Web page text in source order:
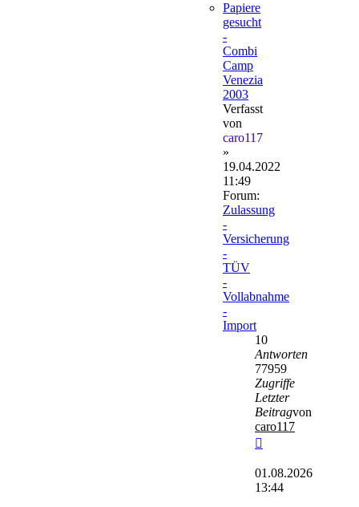
Papiere
gesucht
-
Combi
Camp
Venezia
2003
Verfasst
von
caro117
»
19.04.2022
11:49
Forum:
Zulassung
-
Versicherung
-
TÜV
-
Vollabnahme
-
Import
10
Antworten
77959
Zugriffe
Letzter
Beitragvon
caro117
Beitrag
01.08.2026
13:44